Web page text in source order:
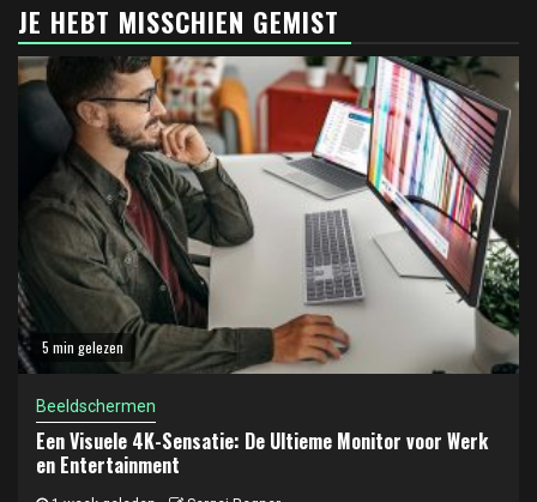
JE HEBT MISSCHIEN GEMIST
5 min gelezen
Beeldschermen
Een Visuele 4K-Sensatie: De Ultieme Monitor voor Werk
en Entertainment